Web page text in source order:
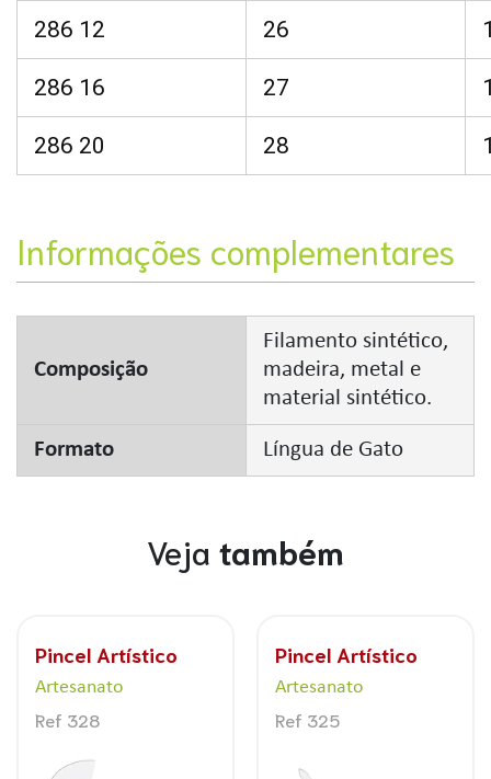
286 12 26
286 16 27
286 20 28
Informações complementares
Composição
Filamento sintético,
madeira, metal e
material sintético.
Formato Língua de Gato
Veja também
Pincel Artístico
Artesanato
Ref 328
Pincel Artístico
Artesanato
Ref 325